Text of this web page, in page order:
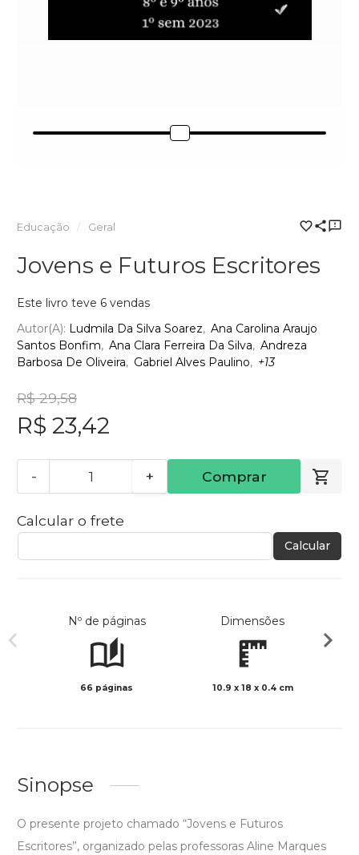
Educação Geral
Jovens e Futuros Escritores
Este livro teve 6 vendas
Autor(a): Ludmila Da Silva Soarez
Ana Carolina Araujo
Santos Bonfim
Ana Clara Ferreira Da Silva
Andreza
Barbosa De Oliveira
Gabriel Alves Paulino +13
R$ 29,58
R$ 23,42
- + Comprar
Calcular o frete
Calcular
Nº de páginas
66 páginas
Dimensões
10.9 x 18 x 0.4 cm
Sinopse
O presente projeto chamado “Jovens e Futuros
Escritores”, organizado pelas professoras Aline Marques